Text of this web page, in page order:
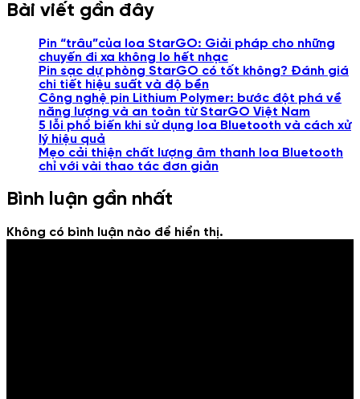
Bài viết gần đây
Pin “trâu”của loa StarGO: Giải pháp cho những
chuyến đi xa không lo hết nhạc
Pin sạc dự phòng StarGO có tốt không? Đánh giá
chi tiết hiệu suất và độ bền
Công nghệ pin Lithium Polymer: bước đột phá về
năng lượng và an toàn từ StarGO Việt Nam
5 lỗi phổ biến khi sử dụng loa Bluetooth và cách xử
lý hiệu quả
Mẹo cải thiện chất lượng âm thanh loa Bluetooth
chỉ với vài thao tác đơn giản
Bình luận gần nhất
Không có bình luận nào để hiển thị.